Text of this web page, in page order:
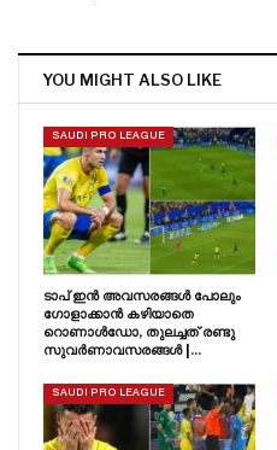
YOU MIGHT ALSO LIKE
SAUDI PRO LEAGUE
ടാപ് ഇൻ അവസരങ്ങൾ പോലും
ഗോളാക്കാൻ കഴിയാതെ
റൊണാൾഡോ, തുലച്ചത് രണ്ടു
സുവർണാവസരങ്ങൾ |…
SAUDI PRO LEAGUE